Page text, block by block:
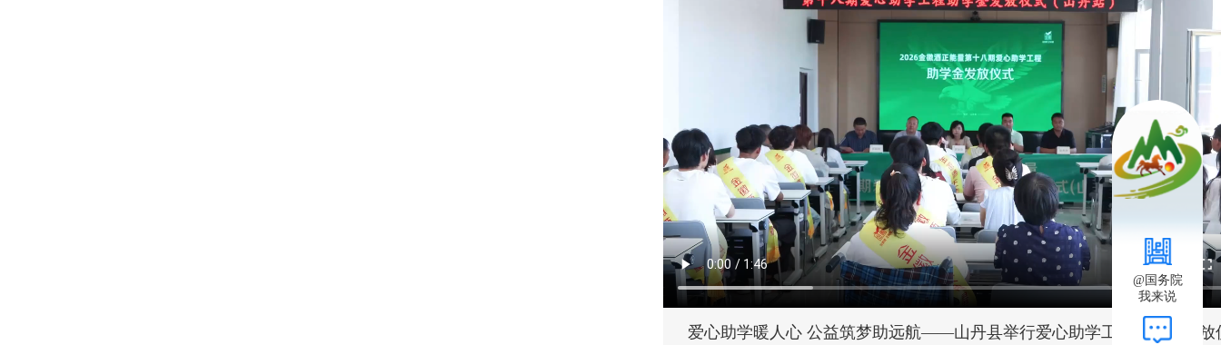
2026-08-07
任振鹤主持召开省长办公会议 2026-08-07
刘长根在省委政法委机关讲授专题党课 2026-08-08
我省创新食品安全社会共治模式 2026-08-08
省扫黑除恶斗争领导小组第11次（扩大）会议召开 2026-08-07
全省宣传思想文化重点工作推进会在兰召开 2026-08-07
全省和美乡村建设暨人居环境整治推进会召开 2026-08-07
2026-08-07
爱心助学暖人心 公益筑梦助远航——山丹县举行爱心助学工程助学金发放
@国务院
我来说